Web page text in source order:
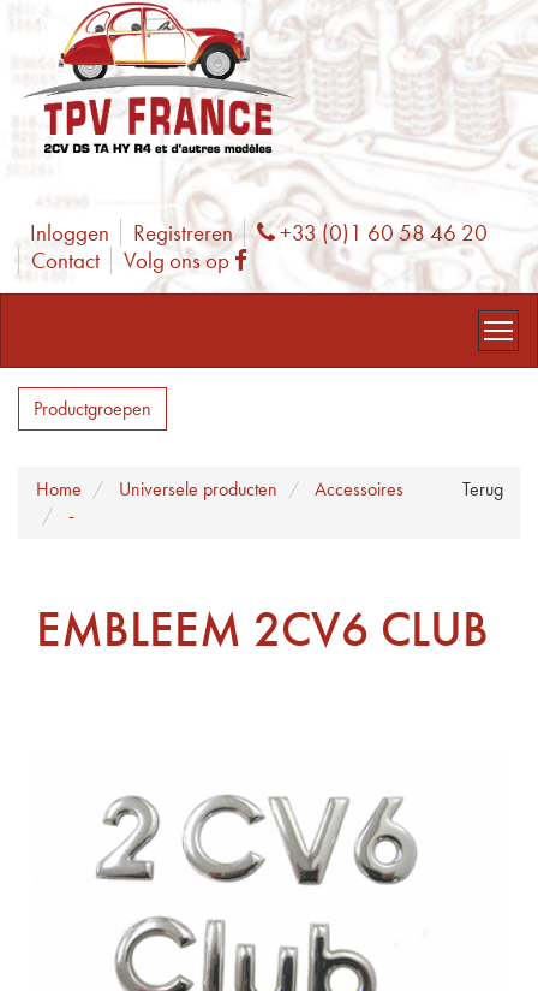
Inloggen Registreren Phone
+33 (0)1 60 58 46 20
Contact
Volg ons op Facebook
Productgroepen
Terug
Home Universele producten
Accessoires
-
EMBLEEM 2CV6 CLUB